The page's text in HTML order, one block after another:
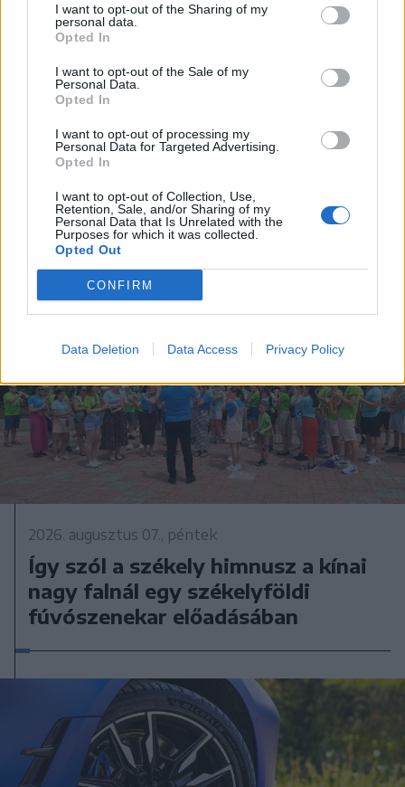
I want to opt-out of the Sharing of my
personal data.
Opted In
I want to opt-out of the Sale of my
Personal Data.
Opted In
I want to opt-out of processing my
Personal Data for Targeted Advertising.
Opted In
I want to opt-out of Collection, Use,
Retention, Sale, and/or Sharing of my
Personal Data that Is Unrelated with the
Purposes for which it was collected.
Opted Out
CONFIRM
Data Deletion Data Access Privacy Policy
2026. augusztus 09., vasárnap
A hőségben a kutyatáp is
veszélyessé válhat
2026. augusztus 07., péntek
Így szól a székely himnusz a kínai
nagy falnál egy székelyföldi
fúvószenekar előadásában